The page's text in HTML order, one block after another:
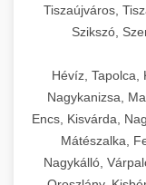
Tiszaújváros,
Szikszó,
Hévíz, Tapolca,
Nagykanizsa,
Encs, Kisvárda,
Mátészalka,
Nagykálló,